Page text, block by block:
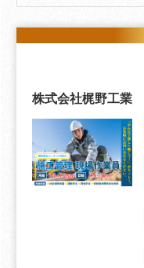
株式会社梶野工業